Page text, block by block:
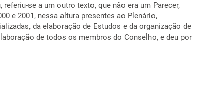
se a um outro texto, que não era um Parecer,
e 2001, nessa altura presentes ao Plenário,
da elaboração de Estudos e da organização de
de todos os membros do Conselho, e deu por